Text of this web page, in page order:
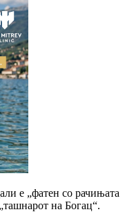
е „фатен со рачињата
на Богац“.